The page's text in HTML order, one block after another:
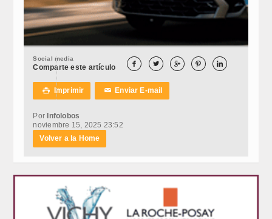
Social media
Comparte este artículo     
 Imprimir ✉Enviar E-mail
Por Infolobos
noviembre 15, 2025 23:52
Volver a la Home